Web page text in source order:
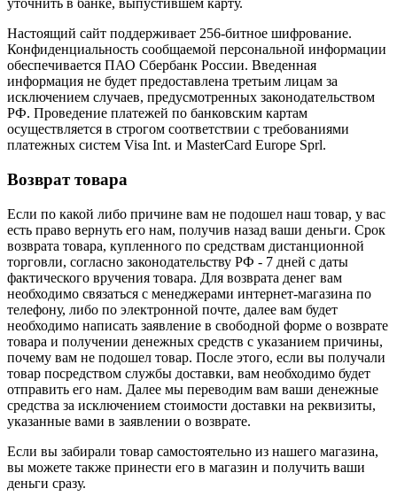
уточнить в банке, выпустившем карту.
Настоящий сайт поддерживает 256-битное шифрование.
Конфиденциальность сообщаемой персональной информации
обеспечивается ПАО Сбербанк России. Введенная
информация не будет предоставлена третьим лицам за
исключением случаев, предусмотренных законодательством
РФ. Проведение платежей по банковским картам
осуществляется в строгом соответствии с требованиями
платежных систем Visa Int. и MasterCard Europe Sprl.
Возврат товара
Если по какой либо причине вам не подошел наш товар, у вас
есть право вернуть его нам, получив назад ваши деньги. Срок
возврата товара, купленного по средствам дистанционной
торговли, согласно законодательству РФ - 7 дней с даты
фактического вручения товара. Для возврата денег вам
необходимо связаться с менеджерами интернет-магазина по
телефону, либо по электронной почте, далее вам будет
необходимо написать заявление в свободной форме о возврате
товара и получении денежных средств с указанием причины,
почему вам не подошел товар. После этого, если вы получали
товар посредством службы доставки, вам необходимо будет
отправить его нам. Далее мы переводим вам ваши денежные
средства за исключением стоимости доставки на реквизиты,
указанные вами в заявлении о возврате.
Если вы забирали товар самостоятельно из нашего магазина,
вы можете также принести его в магазин и получить ваши
деньги сразу.